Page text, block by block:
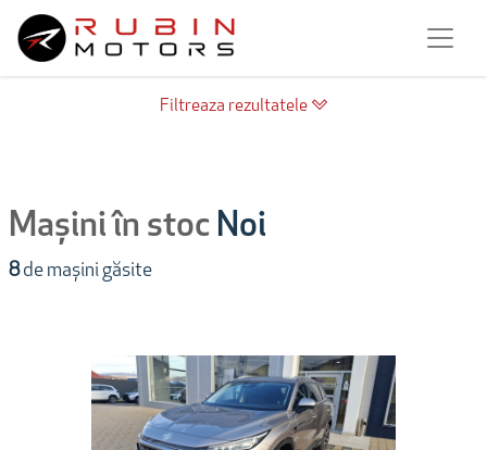
Filtreaza rezultatele
Mașini în stoc Noi
8de mașini găsite